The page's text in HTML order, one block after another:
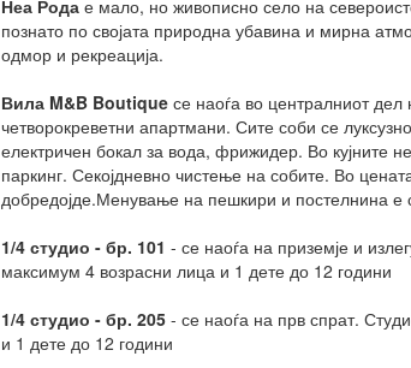
Неа Родае мало, но живописно село на
познато по својата природна убавина и мирна
одмор и рекреација.
Вила M&B Boutiqueсе наоѓа во централниот дел
четворокреветни апартмани. Сите соби се
електричен бокал за вода, фрижидер. Во кујните
паркинг. Секојдневно чистење на собите. Во
добредојде.Менување на пешкири и постелнина е
1/4 студио - бр. 101 - се наоѓа на приземје и
максимум 4 возрасни лица и 1 дете до 12 години
1/4 студио - бр. 205- се наоѓа на прв спрат.
и 1 дете до 12 години